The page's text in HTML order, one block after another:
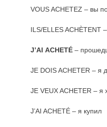
VOUS ACHETEZ – вы
ILS/ELLES ACHÈTENT
J’AI ACHETÉ –
JE DOIS ACHETER – я
JE VEUX ACHETER – я
J’AI ACHETÉ – я купил